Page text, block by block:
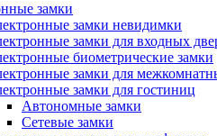
замки
замки невидимки
замки для входных
биометрические замки
замки для
замки для гостиниц
Автономные замки
Сетевые замки